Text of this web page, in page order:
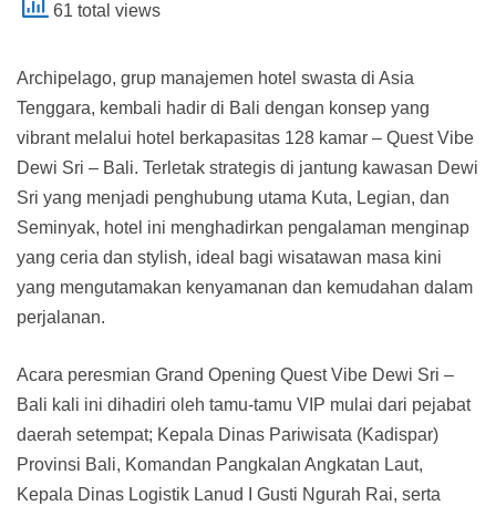
61 total views
Archipelago, grup manajemen hotel swasta di Asia
Tenggara, kembali hadir di Bali dengan konsep yang
vibrant melalui hotel berkapasitas 128 kamar – Quest Vibe
Dewi Sri – Bali. Terletak strategis di jantung kawasan Dewi
Sri yang menjadi penghubung utama Kuta, Legian, dan
Seminyak, hotel ini menghadirkan pengalaman menginap
yang ceria dan stylish, ideal bagi wisatawan masa kini
yang mengutamakan kenyamanan dan kemudahan dalam
perjalanan.
Acara peresmian Grand Opening Quest Vibe Dewi Sri –
Bali kali ini dihadiri oleh tamu-tamu VIP mulai dari pejabat
daerah setempat; Kepala Dinas Pariwisata (Kadispar)
Provinsi Bali, Komandan Pangkalan Angkatan Laut,
Kepala Dinas Logistik Lanud I Gusti Ngurah Rai, serta